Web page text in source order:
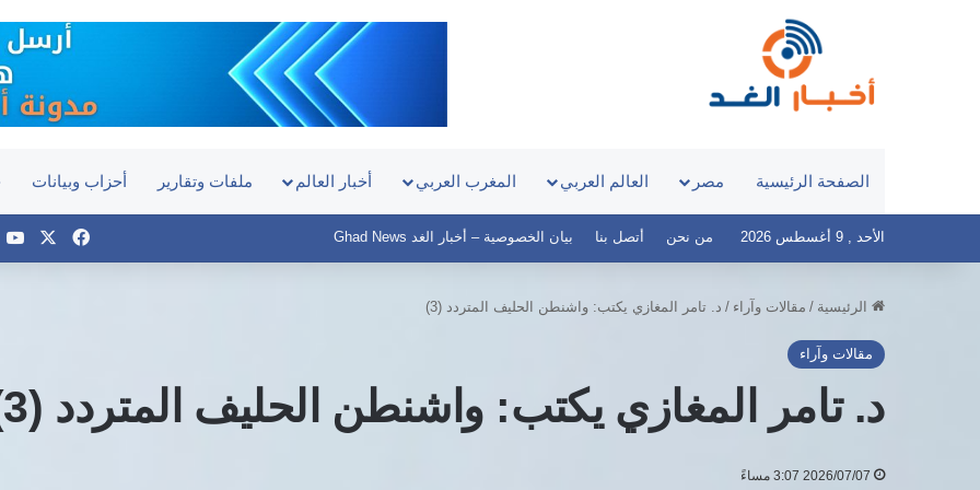
الصفحة الرئيسية مصر العالم العربي المغرب العربي أخبار العالم ملفات وتقارير أحزاب وبيانات
الأحد , 9 أغسطس 2026 من نحن أتصل بنا بيان الخصوصية – أخبار الغد Ghad News فيسبوك
الرئيسية / مقالات وآراء / د. تامر المغازي يكتب: واشنطن الحليف المتردد (3)
مقالات وآراء
د. تامر المغازي يكتب: واشنطن الحليف المتردد (3)
2026/07/07 3:07 مساءً